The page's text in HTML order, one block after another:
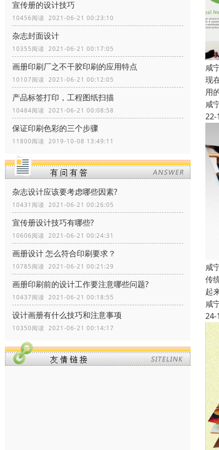
宣传册的设计技巧
10456阅读 2021-06-21 00:23:10
杂志封面设计
10355阅读 2021-06-21 00:17:05
画册印刷厂之不干胶印刷的应用特点
10107阅读 2021-06-21 00:12:05
产品标签打印，工程图纸扫描
10484阅读 2021-06-21 00:08:58
保证印刷色彩的三个步骤
11800阅读 2019-10-08 13:49:11
杂志设计应该要考虑哪些因素?
10431阅读 2021-06-21 00:26:05
宣传册设计技巧有哪些?
10606阅读 2021-06-21 00:24:31
画册设计 怎么符合印刷要求？
10785阅读 2021-06-21 00:21:29
画册印刷前的设计工作要注意哪些问题?
10437阅读 2021-06-21 00:18:55
设计画册有什么技巧和注意事项
10350阅读 2021-06-21 00:14:17
咸
现
用
咸
22-
咸
传
起
咸
24-